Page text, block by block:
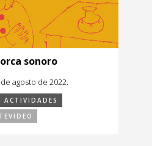
sonoro
agosto de 2022.
ACTIVIDADES